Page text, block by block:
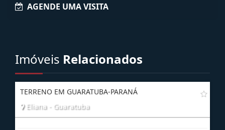
AGENDE UMA VISITA
Imóveis Relacionados
TERRENO EM GUARATUBA-PARANÁ
Eliana - Guaratuba